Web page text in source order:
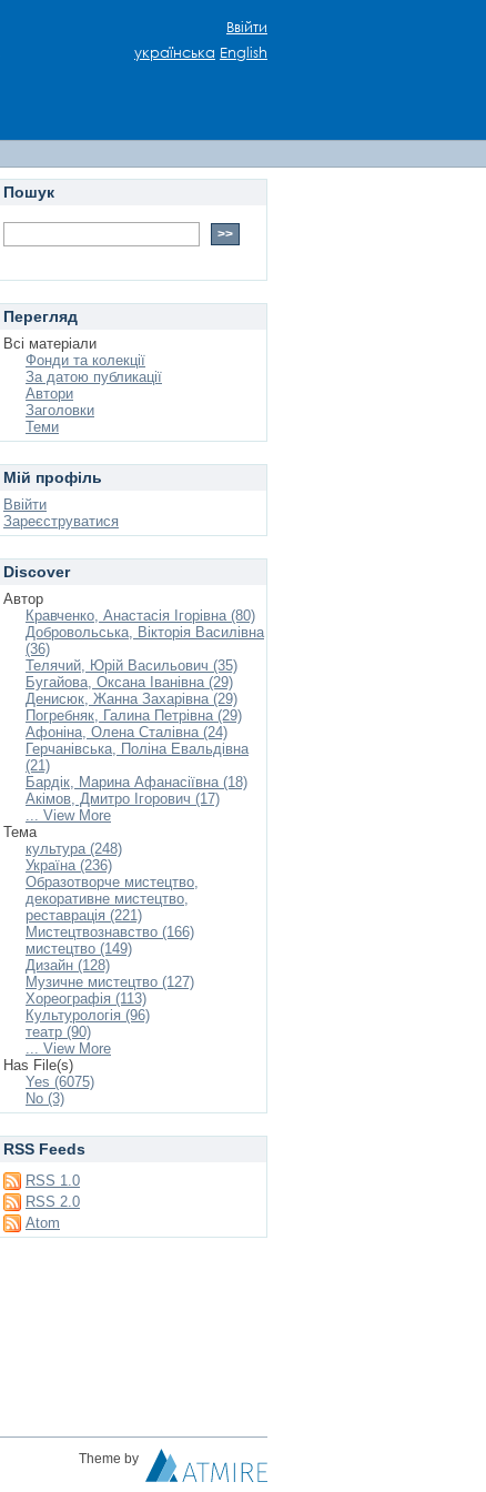
Ввійти
українська English
Пошук
Перегляд
Всі матеріали
Фонди та колекції
За датою публикації
Автори
Заголовки
Теми
Мій профіль
Ввійти
Зареєструватися
Discover
Автор
Кравченко, Анастасія Ігорівна (80)
Добровольська, Вікторія Василівна
(36)
Телячий, Юрій Васильович (35)
Бугайова, Оксана Іванівна (29)
Денисюк, Жанна Захарівна (29)
Погребняк, Галина Петрівна (29)
Афоніна, Олена Сталівна (24)
Герчанівська, Поліна Евальдівна
(21)
Бардік, Марина Афанасіївна (18)
Акімов, Дмитро Ігорович (17)
... View More
Тема
культура (248)
Україна (236)
Образотворче мистецтво,
декоративне мистецтво,
реставрація (221)
Мистецтвознавство (166)
мистецтво (149)
Дизайн (128)
Музичне мистецтво (127)
Хореографія (113)
Культурологія (96)
театр (90)
... View More
Has File(s)
Yes (6075)
No (3)
RSS Feeds
RSS 1.0
RSS 2.0
Atom
Theme by